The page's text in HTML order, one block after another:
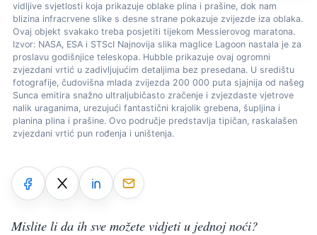
vidljive svjetlosti koja prikazuje oblake plina i prašine, dok nam
blizina infracrvene slike s desne strane pokazuje zvijezde iza oblaka.
Ovaj objekt svakako treba posjetiti tijekom Messierovog maratona.
Izvor: NASA, ESA i STScI Najnovija slika maglice Lagoon nastala je za
proslavu godišnjice teleskopa. Hubble prikazuje ovaj ogromni
zvjezdani vrtić u zadivljujućim detaljima bez presedana. U središtu
fotografije, čudovišna mlada zvijezda 200 000 puta sjajnija od našeg
Sunca emitira snažno ultraljubičasto zračenje i zvjezdaste vjetrove
nalik uraganima, urezujući fantastični krajolik grebena, šupljina i
planina plina i prašine. Ovo područje predstavlja tipičan, raskalašen
zvjezdani vrtić pun rođenja i uništenja.
Mislite li da ih sve možete vidjeti u jednoj noći?